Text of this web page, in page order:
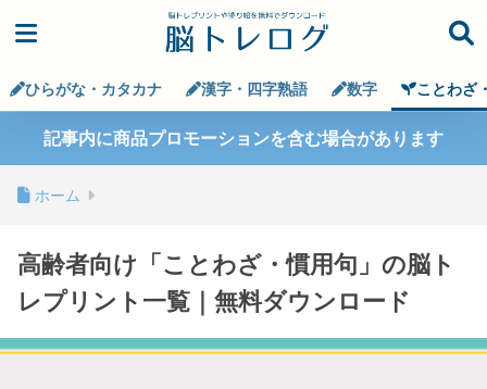
ひらがな・カタカナ 漢字・四字熟語 数字 ことわざ
記事内に商品プロモーションを含む場合があります
ホーム
高齢者向け「ことわざ・慣用句」の脳ト
レプリント一覧｜無料ダウンロード